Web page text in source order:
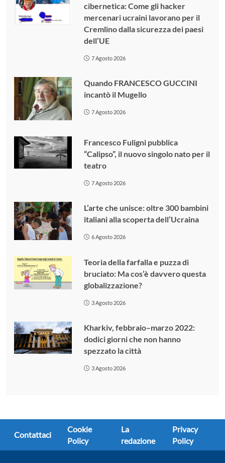
cibernetica: Come gli hacker
mercenari ucraini lavorano per il
Cremlino dalla sicurezza dei paesi
dell’UE
7 Agosto 2026
Quando FRANCESCO GUCCINI
incantò il Mugello
7 Agosto 2026
Francesco Fuligni pubblica
“Calipso”, il nuovo singolo nato per il
teatro
7 Agosto 2026
L’arte che unisce: oltre 300 bambini
italiani alla scoperta dell’Ucraina
6 Agosto 2026
Teoria della farfalla e puzza di
bruciato: Ma cos’è davvero questa
globalizzazione?
3 Agosto 2026
Kharkiv, febbraio–marzo 2022:
dodici giorni che non hanno
spezzato la città
3 Agosto 2026
Contattaci
Cookie
Policy
La
redazione
Privacy
Policy